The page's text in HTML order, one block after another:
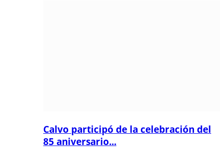
Calvo participó de la celebración del
85 aniversario...